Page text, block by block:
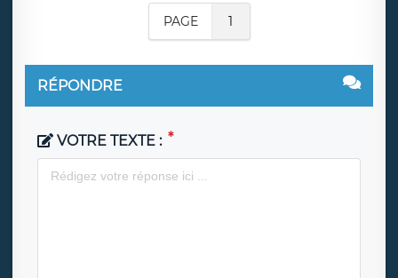
PAGE 1
RÉPONDRE
VOTRE TEXTE :